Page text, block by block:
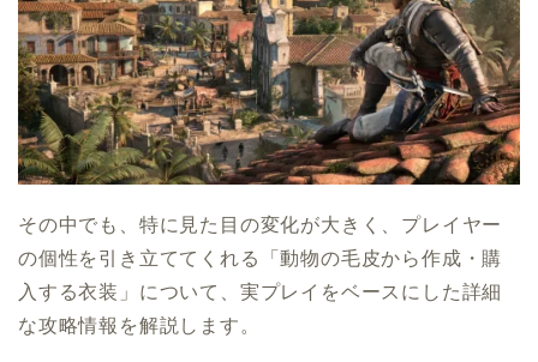
その中でも、特に見た目の変化が大きく、プレイヤー
の個性を引き立ててくれる「動物の毛皮から作成・購
入する衣装」について、実プレイをベースにした詳細
な攻略情報を解説します。